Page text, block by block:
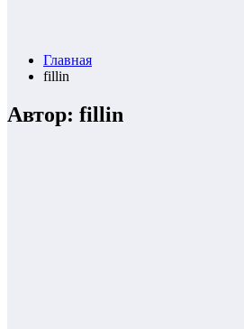
Главная
fillin
Автор: fillin